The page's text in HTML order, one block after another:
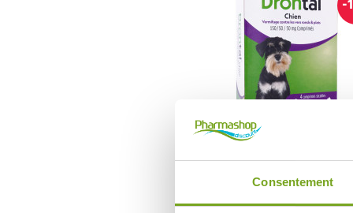
Consentement
-
DRONTAL CHIEN
COMPRIMÉS